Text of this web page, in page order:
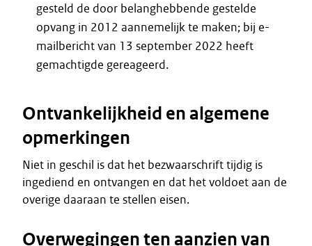
gesteld de door belanghebbende gestelde
opvang in 2012 aannemelijk te maken; bij e-
mailbericht van 13 september 2022 heeft
gemachtigde gereageerd.
Ontvankelijkheid en algemene
opmerkingen
Niet in geschil is dat het bezwaarschrift tijdig is
ingediend en ontvangen en dat het voldoet aan de
overige daaraan te stellen eisen.
Overwegingen ten aanzien van